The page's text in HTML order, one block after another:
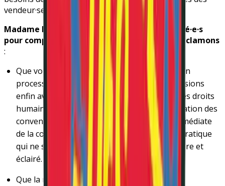
vendeur·se·s de vent.
Madame la Première Ministre, nous, les laissé·e·s
pour compte des politiques de santé, nous réclamons
:
Que vous et votre gouvernement engagiez un
processus démocratique pour que nous puissions
enfin avoir des lois qui aident et respectent les droits
humains. Nous demandons la mise en application des
conventions internationales et l’abolition immédiate
de la contention, de l’isolement, et de toute pratique
qui ne soit pas basée sur le consentement libre et
éclairé.
Que la reconnaissance des droits humains